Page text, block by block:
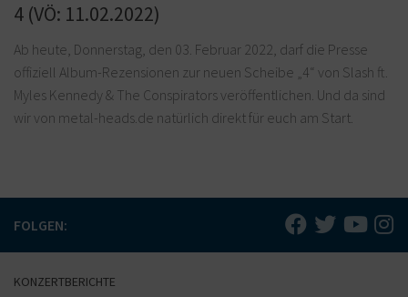
4 (VÖ: 11.02.2022)
Ab heute, Donnerstag, den 03. Februar 2022, darf die Presse
offiziell Album-Rezensionen zur neuen Scheibe „4“ von Slash ft.
Myles Kennedy & The Conspirators veröffentlichen. Und da sind
wir von metal-heads.de natürlich direkt für euch am Start.
FOLGEN:
KONZERTBERICHTE